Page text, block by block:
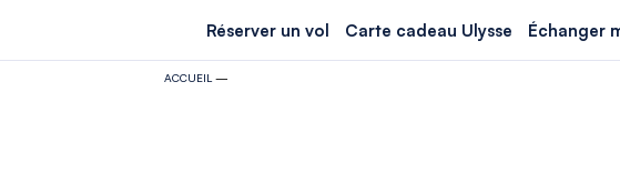
Réserver un vol Carte cadeau Ulysse Échanger
ACCUEIL —